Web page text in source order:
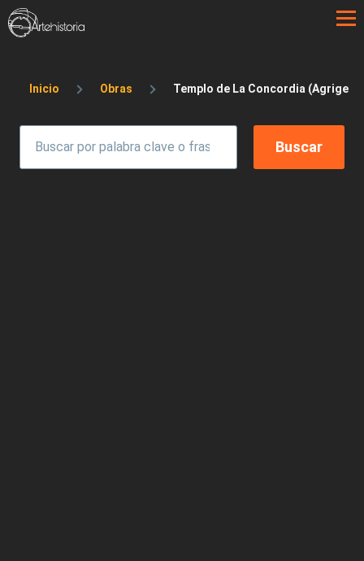
Pasar al contenido principal
Sobrescribir enlaces de ayuda a la
Inicio Obras Templo de La Concordia